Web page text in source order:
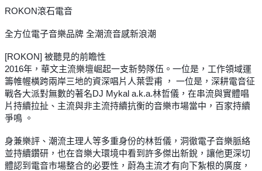
ROKON滾石電音
全方位電子音樂品牌 全潮流音感新浪潮
[ROKON] 被聽見的前瞻性
2016年，華文主流樂壇崛起一支新勢隊伍。一位是，工作領域運
籌帷幄橫跨兩岸三地的資深唱片人葉雲甫 ， 一位是，深耕電音征
戰各大派對無數的著名DJ Mykal a.k.a.林哲儀，在串流與實體唱
片持續拉扯、主流與非主流持續抗衡的音樂市場當中，百家持續
爭鳴 。
身兼樂評、潮流主理人等多重身份的林哲儀，洞徹電子音樂脈絡
並持續鑽研，也在音樂大環境中看到許多傑出新銳，讓他更深切
體認到電音市場整合的必要性，蔚為主流才有向下紮根的廣度，